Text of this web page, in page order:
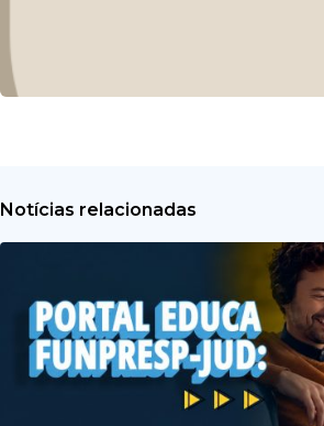
Notícias relacionadas